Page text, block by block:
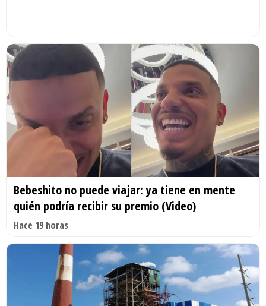
Bebeshito no puede viajar: ya tiene en mente
quién podría recibir su premio (Video)
Hace 19 horas